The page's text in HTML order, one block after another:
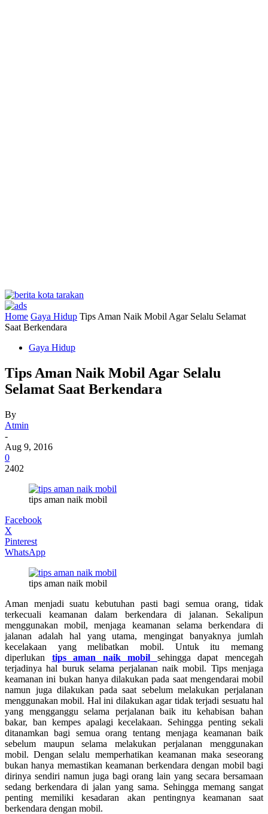
Home Gaya Hidup Tips Aman Naik Mobil Agar Selalu Selamat
Saat Berkendara
Gaya Hidup
Tips Aman Naik Mobil Agar Selalu
Selamat Saat Berkendara
By
Atmin
-
Aug 9, 2016
0
2402
tips aman naik mobil
Facebook
X
Pinterest
WhatsApp
tips aman naik mobil
Aman menjadi suatu kebutuhan pasti bagi semua orang, tidak
terkecuali keamanan dalam berkendara di jalanan. Sekalipun
menggunakan mobil, menjaga keamanan selama berkendara di
jalanan adalah hal yang utama, mengingat banyaknya jumlah
kecelakaan yang melibatkan mobil. Untuk itu memang
diperlukan tips aman naik mobil
sehingga dapat mencegah
terjadinya hal buruk selama perjalanan naik mobil. Tips menjaga
keamanan ini bukan hanya dilakukan pada saat mengendarai mobil
namun juga dilakukan pada saat sebelum melakukan perjalanan
menggunakan mobil. Hal ini dilakukan agar tidak terjadi sesuatu hal
yang mengganggu selama perjalanan baik itu kehabisan bahan
bakar, ban kempes apalagi kecelakaan. Sehingga penting sekali
ditanamkan bagi semua orang tentang menjaga keamanan baik
sebelum maupun selama melakukan perjalanan menggunakan
mobil. Dengan selalu memperhatikan keamanan maka seseorang
bukan hanya memastikan keamanan berkendara dengan mobil bagi
dirinya sendiri namun juga bagi orang lain yang secara bersamaan
sedang berkendara di jalan yang sama. Sehingga memang sangat
penting memiliki kesadaran akan pentingnya keamanan saat
berkendara dengan mobil.